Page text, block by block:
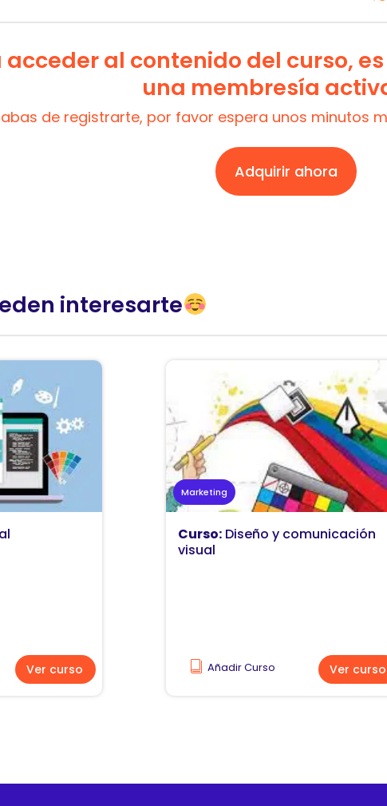
acceder al contenido del curso,
una membresía
de registrarte, por favor espera unos minutos
Adquirir ahora
interesarte
Ver curso
Marketing
Curso: Diseño y comunicación
visual
Añadir Curso Ver curso